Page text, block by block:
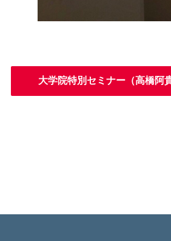
大学院特別セミナー（高橋阿